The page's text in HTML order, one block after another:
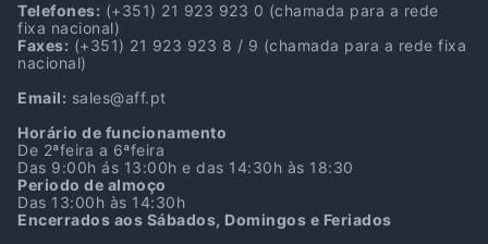
Telefones: (+351) 21 923 923 0 (chamada para a rede
fixa nacional)
Faxes: (+351) 21 923 923 8 / 9 (chamada para a rede fixa
nacional)
Email: sales@aff.pt
Horário de funcionamento
De 2ªfeira a 6ªfeira
Das 9:00h ás 13:00h e das 14:30h às 18:30
Periodo de almoço
Das 13:00h às 14:30h
Encerrados aos Sábados, Domingos e Feriados